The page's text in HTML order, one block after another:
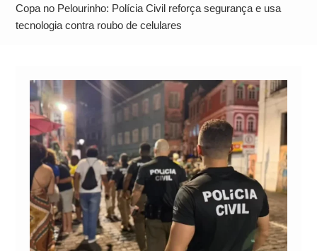
Alto
Copa no Pelourinho: Polícia Civil reforça segurança e usa
tecnologia contra roubo de celulares